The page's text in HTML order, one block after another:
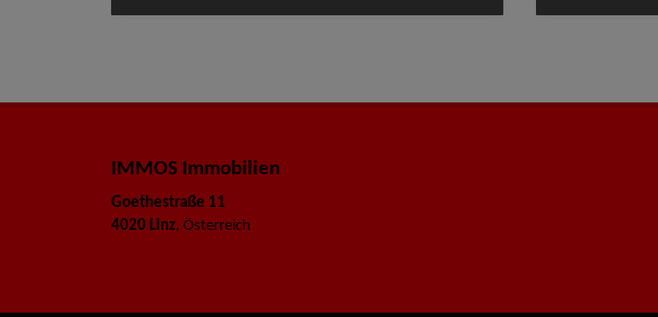
IMMOS Immobilien
Goethestraße 11
4020 Linz, Österreich